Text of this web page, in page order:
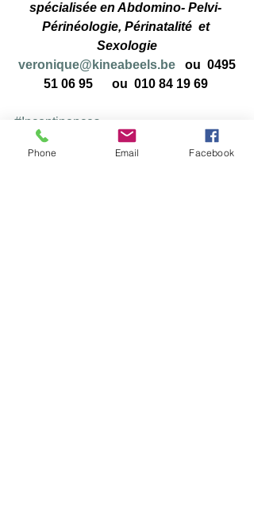
spécialisée en Abdomino- Pelvi-
Périnéologie, Périnatalité  et
Sexologie
veronique@kineabeels.be
   ou  0495
51 06 95      ou  010 84 19 69
#Incontinences
#ExercicesAbdopérinée
#Postnatale
Rééducation Pelvi-Périnéale
Phone Email Facebook